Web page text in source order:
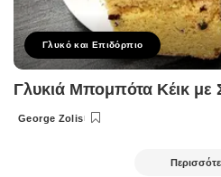
Γλυκό και Επιδόρπιο
Γλυκιά Μπομπότα Κέικ με
Posted
George Zolis